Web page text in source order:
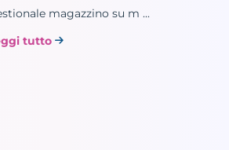
magazzino su m ...
tutto